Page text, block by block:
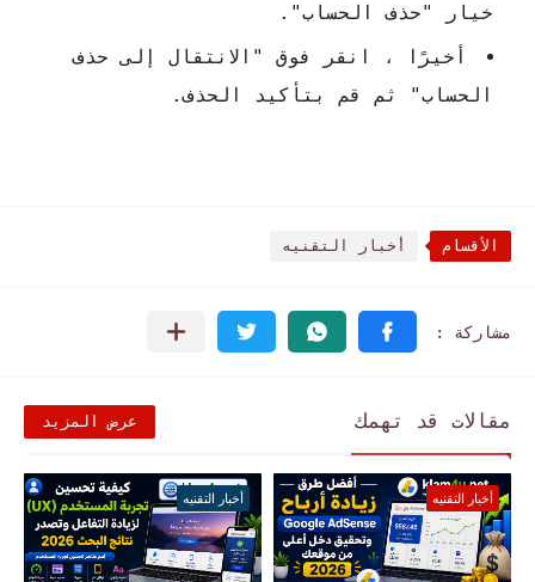
خيار "حذف الحساب".
أخيرًا ، انقر فوق "الانتقال إلى حذف
الحساب" ثم قم بتأكيد الحذف.
الأقسام أخبار التقنيه
مقالات قد تهمك عرض المزيد
أخبار التقنيه أخبار التقنيه